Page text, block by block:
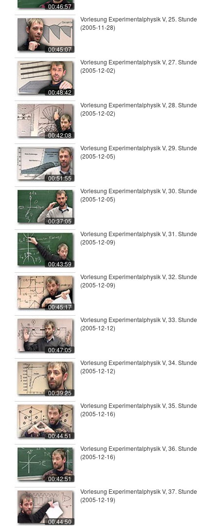
00:46:57
00:45:07
Vorlesung Experimentalphysik V, 25. Stunde
(2005-11-28)
00:48:42
Vorlesung Experimentalphysik V, 27. Stunde
(2005-12-02)
00:42:08
Vorlesung Experimentalphysik V, 28. Stunde
(2005-12-02)
00:51:55
Vorlesung Experimentalphysik V, 29. Stunde
(2005-12-05)
00:37:05
Vorlesung Experimentalphysik V, 30. Stunde
(2005-12-05)
00:43:59
Vorlesung Experimentalphysik V, 31. Stunde
(2005-12-09)
00:45:17
Vorlesung Experimentalphysik V, 32. Stunde
(2005-12-09)
00:47:05
Vorlesung Experimentalphysik V, 33. Stunde
(2005-12-12)
00:39:25
Vorlesung Experimentalphysik V, 34. Stunde
(2005-12-12)
00:44:51
Vorlesung Experimentalphysik V, 35. Stunde
(2005-12-16)
00:42:51
Vorlesung Experimentalphysik V, 36. Stunde
(2005-12-16)
00:44:50
Vorlesung Experimentalphysik V, 37. Stunde
(2005-12-19)